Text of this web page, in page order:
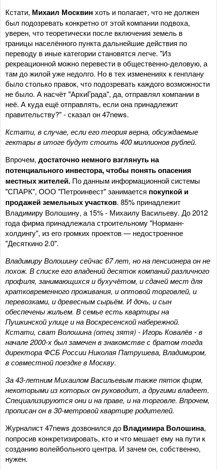
Кстати, Михаил Москвин хоть и полагает, что не должен
был подозревать конкретно от этой компании подвоха,
уверен, что теоретически после включения земель в
границы населённого пункта дальнейшие действия по
переводу в иные категории становятся легче. "Из
рекреационной можно перевести в общественно-деловую, а
там до жилой уже недолго. Но в тех изменениях к генплану
было столько правок, что подозревать каждого возможности
не было. А насчёт "АрхиГрада", да, отправлял компании в
неё. А куда ещё отправлять, если она принадлежит
правительству?" - сказал он 47news.
Кстати, в случае, если его теория верна, обсуждаемые
гектары в итоге будут стоить 400 миллионов рублей.
Впрочем, достаточно немного взглянуть на
потенциального инвестора, чтобы понять опасения
местных жителей. По данным информационной системы
"СПАРК", ООО "Петроинвест" занимается покупкой и
продажей земельных участков. 85% принадлежит
Владимиру Волошину, а 15% - Михаилу Васильеву. До 2012
года фирма принадлежала строительному "Норманн-
холдингу", из его громких проектов — недостроенное
"Десяткино 2.0".
Владимиру Волошину сейчас 67 лет, но на пенсионера он не
похож. В списке его владений десяток компаний различного
профиля, занимающихся и бухучётом, и сдачей мест для
кратковременного проживания, и оптовой торговлей, и
перевозками, и древесным сырьём. И дочь, и сын
обеспечены жильем. В семье есть квартиры на
Пушкинской улице и на Воскресенской набережной.
Кстати, сват Волошина (отец зятя) - Игорь Ковалёв - в
начале 2000-х был замечен в знакомстве с братом тогда
директора ФСБ России Николая Патрушева, Владимиром,
в совместной поездке в Москву.
За 43-летним Михаилом Васильевым также пяток фирм,
некоторыми из которых он руководит, а другими владеет.
Специализируются они и на праве, и на торговле. Впрочем,
прописан он в 30-метровой квартире родителей.
Журналист 47news дозвонился до Владимира Волошина,
попросив конкретизировать, кто и что мешает ему на пути к
созданию волейбольного центра. И зачем он, собственно,
нужен.